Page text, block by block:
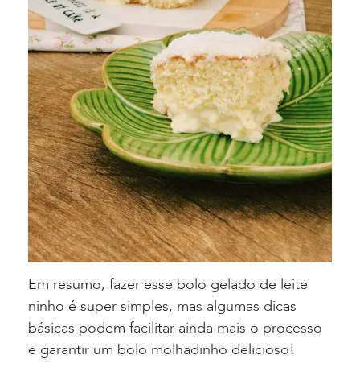
Em resumo, fazer esse bolo gelado de leite
ninho é super simples, mas algumas dicas
básicas podem facilitar ainda mais o processo
e garantir um bolo molhadinho delicioso!